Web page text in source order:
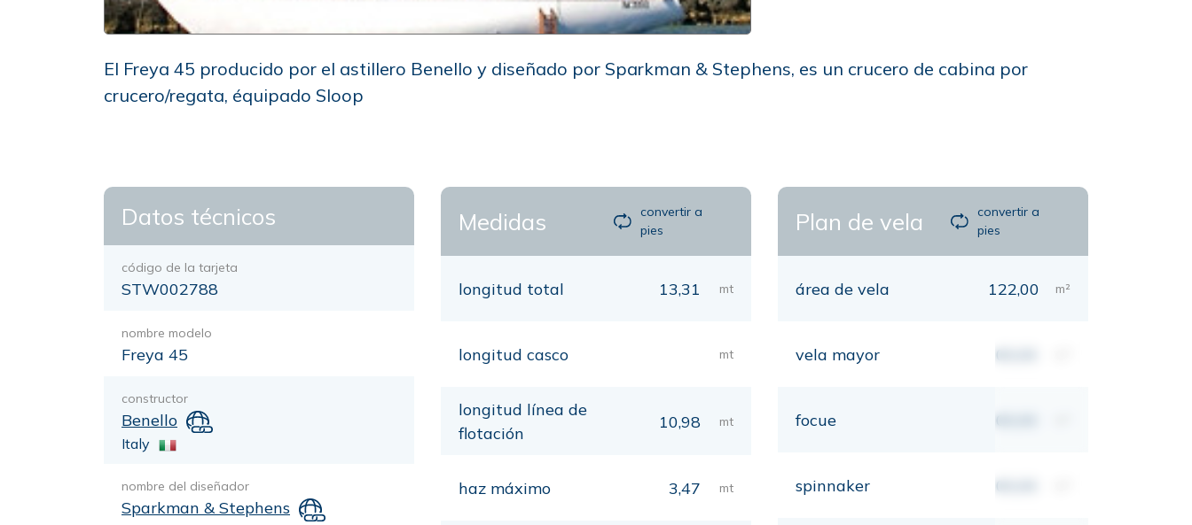
El Freya 45 producido por el astillero Benello y diseñado por Sparkman & Stephens, es un crucero de cabina por
crucero/regata, équipado Sloop
Datos técnicos
código de la tarjeta
STW002788
nombre modelo
Freya 45
constructor
Benello
Italy
nombre del diseñador
Sparkman & Stephens
Medidas
convertir a
pies
longitud total 13,31 mt
longitud casco mt
longitud línea de
flotación
10,98 mt
haz máximo 3,47 mt
Plan de vela
convertir a
pies
área de vela 122,00 m²
vela mayor 00,00
focue 00,00
spinnaker 00,00